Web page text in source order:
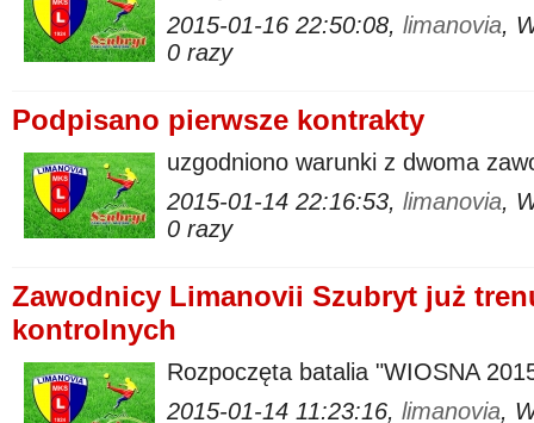
2015-01-16 22:50:08, limanovia,
0 razy
Podpisano pierwsze kontrakty
uzgodniono warunki z dwoma
2015-01-14 22:16:53, limanovia,
0 razy
Zawodnicy Limanovii Szubryt już
kontrolnych
Rozpoczęta batalia "WIOSNA
2015-01-14 11:23:16, limanovia,